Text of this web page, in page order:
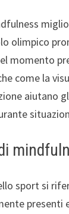
olimpico
momento
come la
aiutano
sport si
presenti